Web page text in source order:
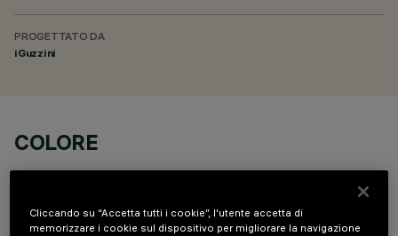
PROGETTATO DA
iGuzzini
COLORE
Cliccando su “Accetta tutti i cookie”, l'utente accetta di
memorizzare i cookie sul dispositivo per migliorare la navigazione